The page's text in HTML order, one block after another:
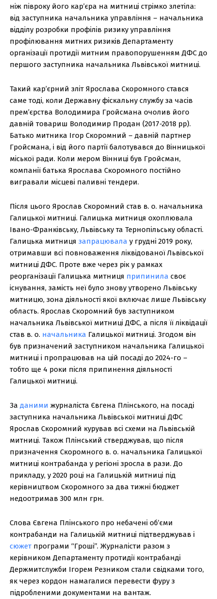
ніж півроку його кар’єра на митниці стрімко злетіла:
від заступника начальника управління – начальника
відділу розробки профілів ризику управління
профілювання митних ризиків Департаменту
організації протидії митним правопорушенням ДФС до
першого заступника начальника Львівської митниці.
Такий кар’єрний зліт Ярослава Скоромного стався
саме тоді, коли Державну фіскальну службу за часів
прем’єрства Володимира Гройсмана очолив його
давній товариш Володимир Продан (2017-2018 рр).
Батько митника Ігор Скоромний – давній партнер
Гройсмана, і від його партії балотувався до Вінницької
міської ради. Коли мером Вінниці був Гройсман,
компанії батька Ярослава Скоромного постійно
вигравали місцеві паливні тендери.
Після цього Ярослав Скоромний став в. о. начальника
Галицької митниці. Галицька митниця охоплювала
Івано-Франківську, Львівську та Тернопільську області.
Галицька митниця запрацювала у грудні 2019 року,
отримавши всі повноваження ліквідованої Львівської
митниці ДФС. Проте вже через рік у рамках
реорганізації Галицька митниця припинила своє
існування, замість неї було знову утворено Львівську
митницю, зона діяльності якої включає лише Львівську
область. Ярослав Скоромний був заступником
начальника Львівської митниці ДФС, а після її ліквідації
став в. о. начальника Галицької митниці. Згодом він
був призначений заступником начальника Галицької
митниці і пропрацював на цій посаді до 2024-го –
тобто ще 4 роки після припинення діяльності
Галицької митниці.
За даними журналіста Євгена Плінського, на посаді
заступника начальника Львівської митниці ДФС
Ярослав Скоромний курував всі схеми на Львівській
митниці. Також Плінський стверджував, що після
призначення Скоромного в. о. начальника Галицької
митниці контрабанда у регіоні зросла в рази. До
прикладу, у 2020 році на Галицькій митниці під
керівництвом Скоромного за два тижні бюджет
недоотримав 300 млн грн.
Слова Євгена Плінського про небачені об’єми
контрабанди на Галицькій митниці підтверджував і
сюжет програми “Гроші”. Журналісти разом з
керівником Департаменту протидії контрабанді
Держмитслужби Ігорем Резником стали свідками того,
як через кордон намагалися перевести фуру з
підробленими документами на вантаж.